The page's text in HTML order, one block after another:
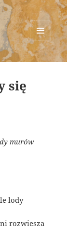
MENU
AND
WIDGETS
się
murów
lody
rozwiesza